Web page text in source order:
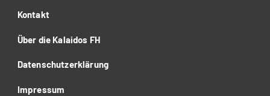
Kontakt
Über die Kalaidos FH
Datenschutzerklärung
Impressum